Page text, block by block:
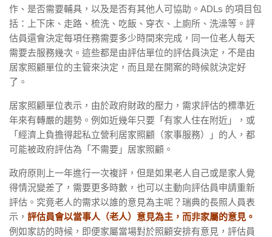
作、是否需要輔具，以及是否有其他人可協助。ADLs 的項目包
括：上下床、走路、梳洗、吃飯、穿衣、上廁所、洗澡等。評
估員還會決定每項任務需要多少時間來完成，同一位老人每天
需要去服務幾次。這些都是由評估單位的評估員決定，不是由
居家照顧單位的主管來決定，而且是在開案的時候就決定好
了。
居家照顧單位表示，由於政府財政的壓力，需求評估的標準近
年來有轉嚴的趨勢。例如近幾年只要「有家人住在附近」，或
「經濟上負擔得起私立營利居家照顧（家事服務）」的人，都
可能被政府評估為「不需要」居家照顧。
政府原則上一年進行一次複評，但是如果老人自己或是家人覺
得情況變差了，需要更多時數，也可以主動向評估員申請重新
評估。究竟老人的需求以誰的意見為主呢？瑞典的長照人員表
示， 評估員會以當事人（老人）意見為主，而非家屬的意見。
例如家訪的時候，即便家屬當場對於照顧安排有意見，評估員